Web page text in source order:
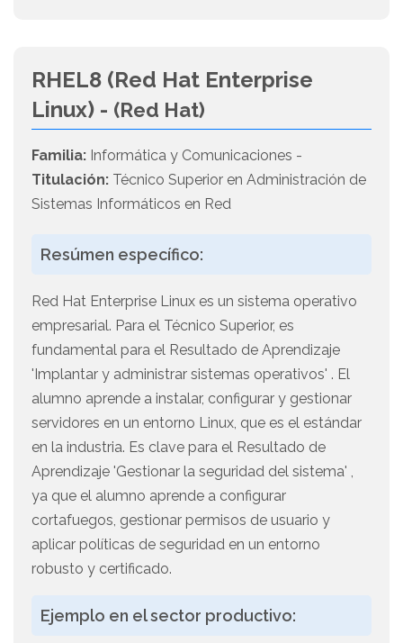
RHEL8 (Red Hat Enterprise
Linux) - (Red Hat)
Familia: Informática y Comunicaciones -
Titulación: Técnico Superior en Administración de
Sistemas Informáticos en Red
Resúmen específico:
Red Hat Enterprise Linux es un sistema operativo
empresarial. Para el Técnico Superior, es
fundamental para el Resultado de Aprendizaje
'Implantar y administrar sistemas operativos' . El
alumno aprende a instalar, configurar y gestionar
servidores en un entorno Linux, que es el estándar
en la industria. Es clave para el Resultado de
Aprendizaje 'Gestionar la seguridad del sistema' ,
ya que el alumno aprende a configurar
cortafuegos, gestionar permisos de usuario y
aplicar políticas de seguridad en un entorno
robusto y certificado.
Ejemplo en el sector productivo: